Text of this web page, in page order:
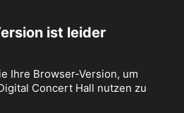
ist leider
Ihre Browser-Version, um
Concert Hall nutzen zu